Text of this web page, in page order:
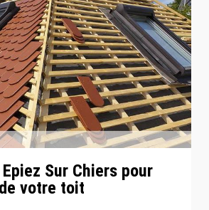
Sur Chiers pour
votre toit